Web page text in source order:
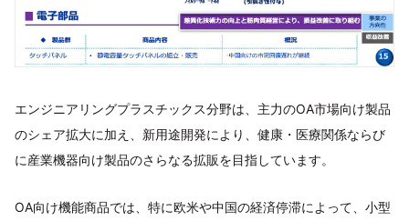
エンジニアリングプラスチックス分野は、主力のOA市場向け製品
のシェア拡大に加え、新用途開発により、健康・医療関係ならび
に産業機器向け製品のさらなる拡販を目指しています。
OA向け機能商品では、特に欧米や中国の経済停滞によって、小型